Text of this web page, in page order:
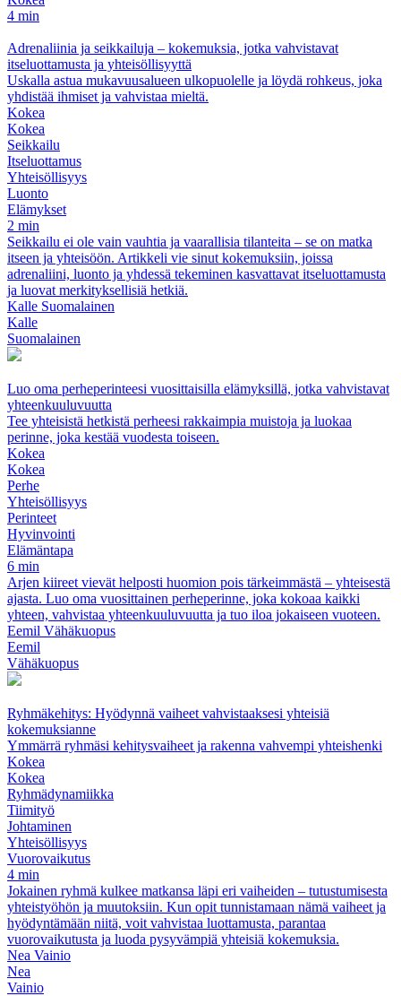
4 min
Adrenaliinia ja seikkailuja – kokemuksia, jotka vahvistavat
itseluottamusta ja yhteisöllisyyttä
Uskalla astua mukavuusalueen ulkopuolelle ja löydä rohkeus, joka
yhdistää ihmiset ja vahvistaa mieltä.
Kokea
Kokea
Seikkailu
Itseluottamus
Yhteisöllisyys
Luonto
Elämykset
2 min
Seikkailu ei ole vain vauhtia ja vaarallisia tilanteita – se on matka
itseen ja yhteisöön. Artikkeli vie sinut kokemuksiin, joissa
adrenaliini, luonto ja yhdessä tekeminen kasvattavat itseluottamusta
ja luovat merkityksellisiä hetkiä.
Kalle Suomalainen
Kalle
Suomalainen
Luo oma perheperinteesi vuosittaisilla elämyksillä, jotka vahvistavat
yhteenkuuluvuutta
Tee yhteisistä hetkistä perheesi rakkaimpia muistoja ja luokaa
perinne, joka kestää vuodesta toiseen.
Kokea
Kokea
Perhe
Yhteisöllisyys
Perinteet
Hyvinvointi
Elämäntapa
6 min
Arjen kiireet vievät helposti huomion pois tärkeimmästä – yhteisestä
ajasta. Luo oma vuosittainen perheperinne, joka kokoaa kaikki
yhteen, vahvistaa yhteenkuuluvuutta ja tuo iloa jokaiseen vuoteen.
Eemil Vähäkuopus
Eemil
Vähäkuopus
Ryhmäkehitys: Hyödynnä vaiheet vahvistaaksesi yhteisiä
kokemuksianne
Ymmärrä ryhmäsi kehitysvaiheet ja rakenna vahvempi yhteishenki
Kokea
Kokea
Ryhmädynamiikka
Tiimityö
Johtaminen
Yhteisöllisyys
Vuorovaikutus
4 min
Jokainen ryhmä kulkee matkansa läpi eri vaiheiden – tutustumisesta
yhteistyöhön ja muutoksiin. Kun opit tunnistamaan nämä vaiheet ja
hyödyntämään niitä, voit vahvistaa luottamusta, parantaa
vuorovaikutusta ja luoda pysyvämpiä yhteisiä kokemuksia.
Nea Vainio
Nea
Vainio